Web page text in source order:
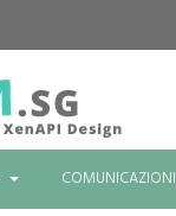
COMUNICAZIONI